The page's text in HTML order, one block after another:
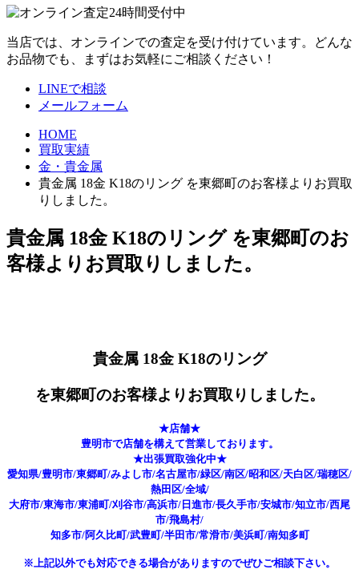
当店では、オンラインでの査定を受け付けています。どんな
お品物でも、まずはお気軽にご相談ください！
LINEで相談
メールフォーム
HOME
買取実績
金・貴金属
貴金属 18金 K18のリング を東郷町のお客様よりお買取
りしました。
貴金属 18金 K18のリング を東郷町のお
客様よりお買取りしました。
貴金属 18金 K18のリング
を東郷町のお客様よりお買取りしました。
★店舗★
豊明市で店舗を構えて営業しております。
★出張買取強化中★
愛知県/豊明市/東郷町/みよし市/名古屋市/緑区/南区/昭和区/天白区/瑞穂区/
熱田区/全域/
大府市/東海市/東浦町/刈谷市/高浜市/日進市/長久手市/安城市/知立市/西尾
市/飛島村/
知多市/阿久比町/武豊町/半田市/常滑市/美浜町/南知多町
※上記以外でも対応できる場合がありますのでぜひご相談下さい。